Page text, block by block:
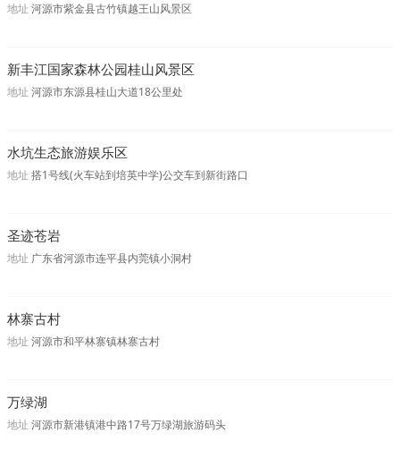
地址 河源市紫金县古竹镇越王山风景区
新丰江国家森林公园桂山风景区
地址 河源市东源县桂山大道18公里处
水坑生态旅游娱乐区
地址 搭1号线(火车站到培英中学)公交车到新街路口
圣迹苍岩
地址 广东省河源市连平县内莞镇小洞村
林寨古村
地址 河源市和平林寨镇林寨古村
万绿湖
地址 河源市新港镇港中路17号万绿湖旅游码头